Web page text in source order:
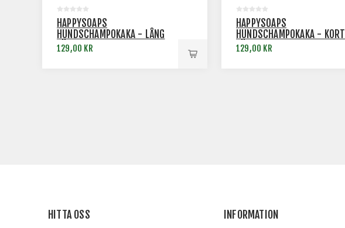
HAPPYSOAPS
HUNDSCHAMPOKAKA - LÅNG
PÄLS
129,00 KR
HAPPYSOAPS
HUNDSCHAMPOKAKA - KORT
PÄLS
129,00 KR
HITTA OSS INFORMATION